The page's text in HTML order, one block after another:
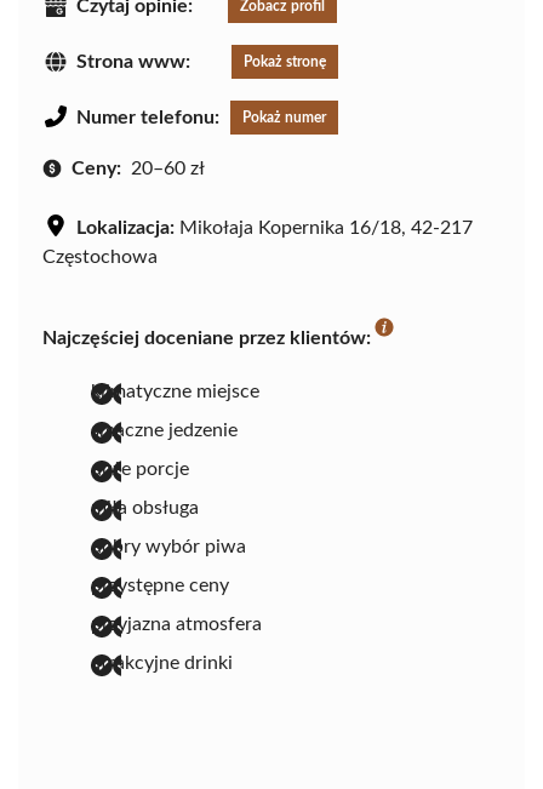
Czytaj opinie: Zobacz profil
Strona www: Pokaż stronę
Numer telefonu: Pokaż numer
Ceny: 20–60 zł
Lokalizacja: Mikołaja Kopernika 16/18, 42-217
Częstochowa
Najczęściej doceniane przez klientów:
klimatyczne miejsce
smaczne jedzenie
duże porcje
miła obsługa
dobry wybór piwa
przystępne ceny
przyjazna atmosfera
atrakcyjne drinki